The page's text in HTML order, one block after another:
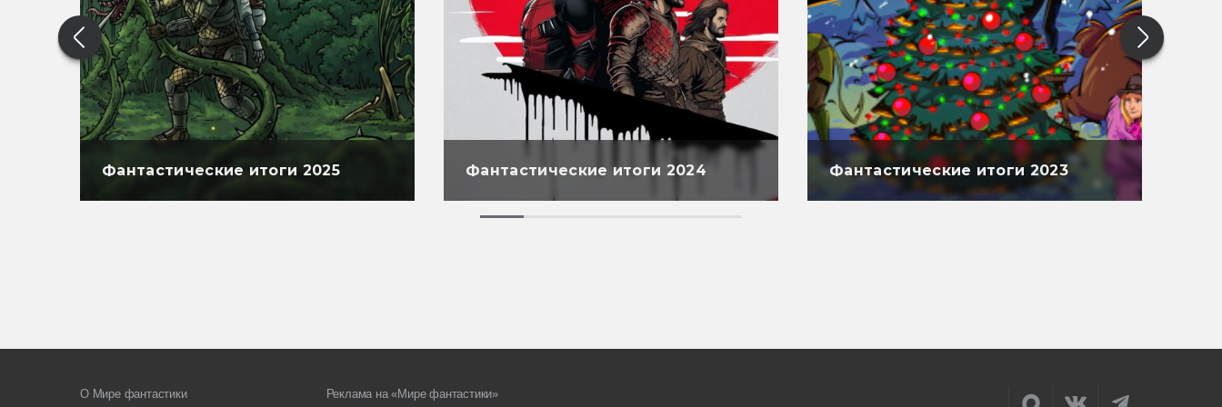
Фантастические итоги 2025 Фантастические итоги 2024 Фантастические итоги 2023
О Мире фантастики Реклама на «Мире фантастики»